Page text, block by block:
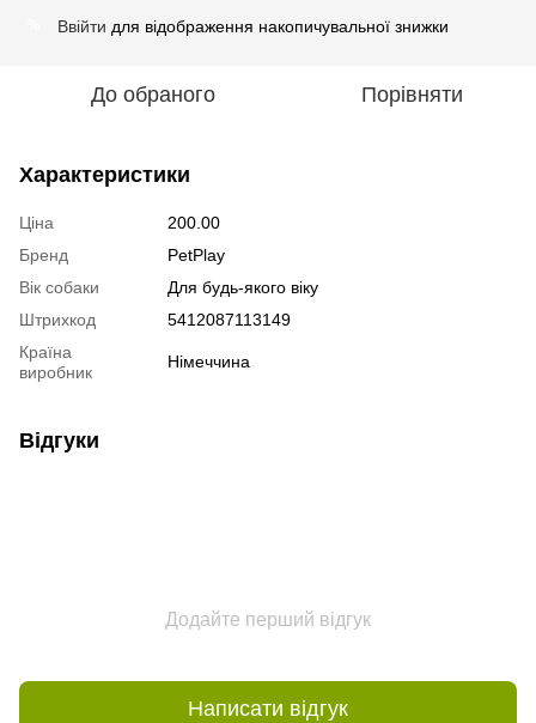
Ввійти для відображення накопичувальної знижки
До обраного Порівняти
Характеристики
Ціна
200.00
Бренд
PetPlay
Вік собаки
Для будь-якого віку
Штрихкод
5412087113149
Країна
виробник
Німеччина
Відгуки
Додайте перший відгук
Написати відгук